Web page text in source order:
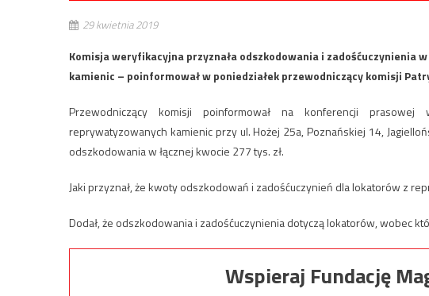
29 kwietnia 2019
Komisja weryfikacyjna przyznała odszkodowania i zadośćuczynienia
kamienic – poinformował w poniedziałek przewodniczący komisji
Przewodniczący komisji poinformował na konferencji
reprywatyzowanych kamienic przy ul. Hożej 25a, Poznańskiej 14,
odszkodowania w łącznej kwocie 277 tys. zł.
Jaki przyznał, że kwoty odszkodowań i zadośćuczynień dla lokatorów z
Dodał, że odszkodowania i zadośćuczynienia dotyczą lokatorów, wobec
Wspieraj Fundację